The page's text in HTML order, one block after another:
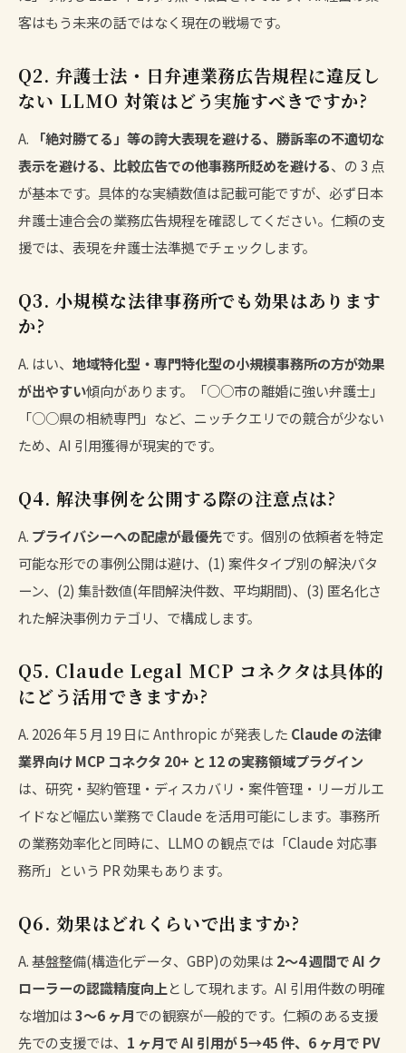
客はもう未来の話ではなく現在の戦場です。
Q2. 弁護士法・日弁連業務広告規程に違反し
ない LLMO 対策はどう実施すべきですか?
A.
「絶対勝てる」等の誇大表現を避ける、勝訴率の不適切な
表示を避ける、比較広告での他事務所貶めを避ける、の 3 点
が基本です。具体的な実績数値は記載可能ですが、必ず日本
弁護士連合会の業務広告規程を確認してください。仁頼の支
援では、表現を弁護士法準拠でチェックします。
Q3. 小規模な法律事務所でも効果はあります
か?
A. はい、 地域特化型・専門特化型の小規模事務所の方が効果
が出やすい傾向があります。「○○市の離婚に強い弁護士」
「○○県の相続専門」など、ニッチクエリでの競合が少ない
ため、AI 引用獲得が現実的です。
Q4. 解決事例を公開する際の注意点は?
A. プライバシーへの配慮が最優先です。個別の依頼者を特定
可能な形での事例公開は避け、(1) 案件タイプ別の解決パタ
ーン、(2) 集計数値(年間解決件数、平均期間)、(3) 匿名化さ
れた解決事例カテゴリ、で構成します。
Q5. Claude Legal MCP コネクタは具体的
にどう活用できますか?
A. 2026 年 5 月 19 日に Anthropic が発表した Claude の法律
業界向け MCP コネクタ 20+ と 12 の実務領域プラグイン
は、研究・契約管理・ディスカバリ・案件管理・リーガルエ
イドなど幅広い業務で Claude を活用可能にします。事務所
の業務効率化と同時に、LLMO の観点では「Claude 対応事
務所」という PR 効果もあります。
Q6. 効果はどれくらいで出ますか?
A. 基盤整備(構造化データ、GBP)の効果は 2〜4 週間で AI ク
ローラーの認識精度向上として現れます。AI 引用件数の明確
な増加は3〜6 ヶ月での観察が一般的です。仁頼のある支援
先での支援では、 1 ヶ月で AI 引用が 5→45 件、6 ヶ月で PV